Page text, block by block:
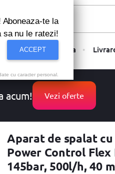
Solutii de Plata
acum! Vezi oferte
Aparat de spalat
Power Control Flex
145bar, 500l/h, 40
te la
sa nu le ratezi!
ACCEPT
cu caracter personal.